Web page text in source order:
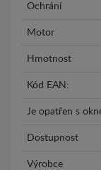
Ochrání
Motor
Hmotnost
Kód EAN:
Je opatřen s
Dostupnost
Výrobce